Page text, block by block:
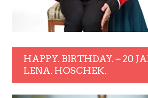
HAPPY. BIRTHDAY. – 20
LENA. HOSCHEK.